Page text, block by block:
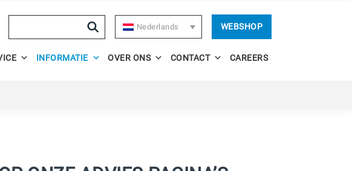
Nederlands WEBSHOP
INFORMATIE OVER ONS CONTACT CAREERS